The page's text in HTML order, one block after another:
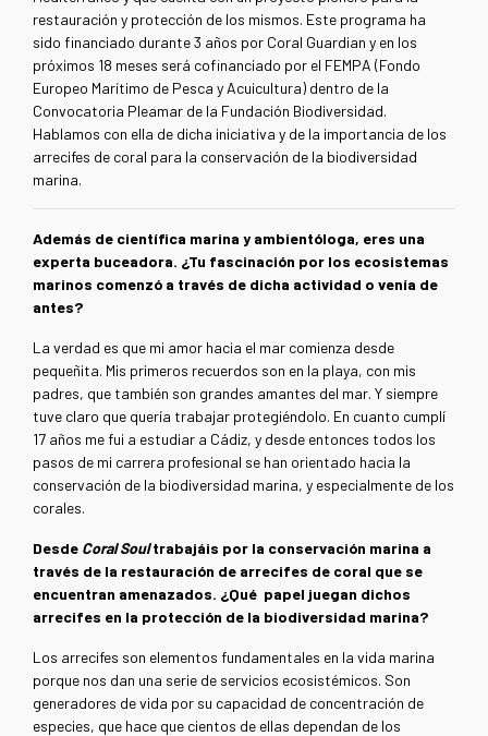
restauración y protección de los mismos. Este programa ha
sido financiado durante 3 años por Coral Guardian y en los
próximos 18 meses será cofinanciado por el FEMPA (Fondo
Europeo Marítimo de Pesca y Acuicultura) dentro de la
Convocatoria Pleamar de la Fundación Biodiversidad.
Hablamos con ella de dicha iniciativa y de la importancia de los
arrecifes de coral para la conservación de la biodiversidad
marina.
Además de científica marina y ambientóloga, eres una
experta buceadora. ¿Tu fascinación por los ecosistemas
marinos comenzó a través de dicha actividad o venía de
antes?
La verdad es que mi amor hacia el mar comienza desde
pequeñita. Mis primeros recuerdos son en la playa, con mis
padres, que también son grandes amantes del mar. Y siempre
tuve claro que quería trabajar protegiéndolo. En cuanto cumplí
17 años me fui a estudiar a Cádiz, y desde entonces todos los
pasos de mi carrera profesional se han orientado hacia la
conservación de la biodiversidad marina, y especialmente de los
corales.
Desde Coral Soultrabajáis por la conservación marina a
través de la restauración de arrecifes de coral que se
encuentran amenazados. ¿Qué papel juegan dichos
arrecifes en la protección de la biodiversidad marina?
Los arrecifes son elementos fundamentales en la vida marina
porque nos dan una serie de servicios ecosistémicos. Son
generadores de vida por su capacidad de concentración de
especies, que hace que cientos de ellas dependan de los